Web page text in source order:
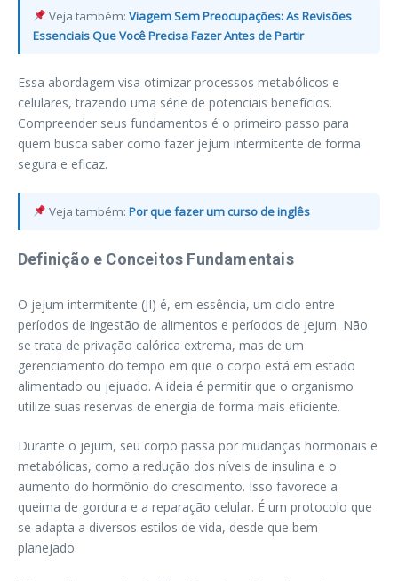
Veja também:Viagem Sem Preocupações: As Revisões
Essenciais Que Você Precisa Fazer Antes de Partir
Essa abordagem visa otimizar processos metabólicos e
celulares, trazendo uma série de potenciais benefícios.
Compreender seus fundamentos é o primeiro passo para
quem busca saber como fazer jejum intermitente de forma
segura e eficaz.
Veja também:Por que fazer um curso de inglês
Definição e Conceitos Fundamentais
O jejum intermitente (JI) é, em essência, um ciclo entre
períodos de ingestão de alimentos e períodos de jejum. Não
se trata de privação calórica extrema, mas de um
gerenciamento do tempo em que o corpo está em estado
alimentado ou jejuado. A ideia é permitir que o organismo
utilize suas reservas de energia de forma mais eficiente.
Durante o jejum, seu corpo passa por mudanças hormonais e
metabólicas, como a redução dos níveis de insulina e o
aumento do hormônio do crescimento. Isso favorece a
queima de gordura e a reparação celular. É um protocolo que
se adapta a diversos estilos de vida, desde que bem
planejado.